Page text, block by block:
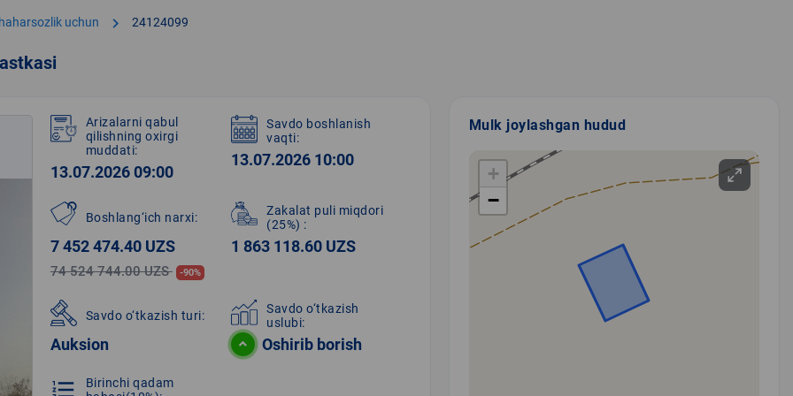
uchun chevron_right 24124099
Arizalarni qabul
qilishning oxirgi
muddati:
13.07.2026 09:00
Savdo boshlanish
vaqti:
13.07.2026 10:00
Boshlang‘ich narxi:
7 452 474.40 UZS
74 524 744.00 UZS -90%
Zakalat puli miqdori
(25%) :
1 863 118.60 UZS
Savdo o‘tkazish turi:
Auksion
Savdo o‘tkazish
uslubi:
Oshirib borish
format_list_numbered
Birinchi qadam
Mulk joylashgan hudud
+
−